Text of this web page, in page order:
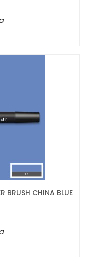
BRUSH CHINA BLUE